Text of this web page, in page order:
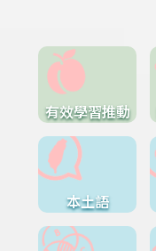
有效學習推動
本土語